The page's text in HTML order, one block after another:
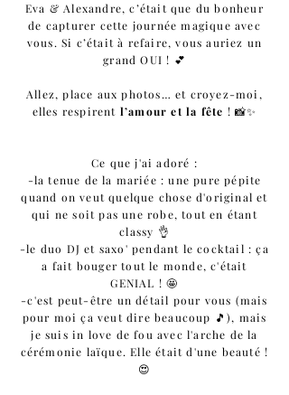
Eva & Alexandre, c’était que du bonheur
de capturer cette journée magique avec
vous. Si c’était à refaire, vous auriez un
grand OUI ! 💕
Allez, place aux photos… et croyez-moi,
elles respirent l’amour et la fête ! 📸✨
Ce que j'ai adoré :
-la tenue de la mariée : une pure pépite
quand on veut quelque chose d'original et
qui ne soit pas une robe, tout en étant
classy 👌
-le duo DJ et saxo' pendant le cocktail : ça
a fait bouger tout le monde, c'était
GENIAL ! 🤩
-c'est peut-être un détail pour vous (mais
pour moi ça veut dire beaucoup 🎵), mais
je suis in love de fou avec l'arche de la
cérémonie laïque. Elle était d'une beauté !
😍